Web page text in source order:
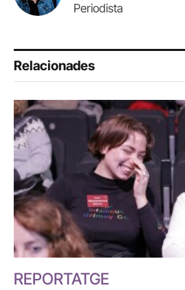
Periodista
Relacionades
REPORTATGE